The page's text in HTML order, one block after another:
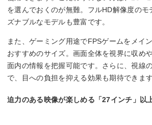
を選んでおくのが無難。フルHD解像度のモ
ズナブルなモデルも豊富です。
また、ゲーミング用途でFPSゲームをメイ
おすすめのサイズ。画面全体を視界に収め
面内の情報を把握可能です。さらに、視線
で、目への負担を抑える効果も期待できます
迫力のある映像が楽しめる「27インチ」以